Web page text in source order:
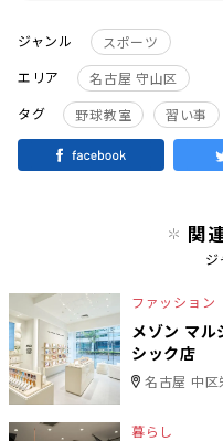
ジャンル
スポーツ
エリア
名古屋 守山区
タグ
野球教室 習い事
関
ファッション
メゾン マ
シック店
名古屋 中区
暮らし